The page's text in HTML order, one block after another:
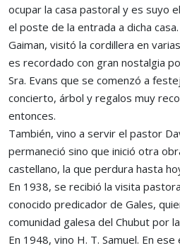
ocupar la casa pastoral y es suyo
el poste de la entrada a dicha
Gaiman, visitó la cordillera en
es recordado con gran nostalgia
Sra. Evans que se comenzó a
concierto, árbol y regalos muy
entonces.
También, vino a servir el pastor
permaneció sino que inició otra
castellano, la que perdura hasta
En 1938, se recibió la visita
conocido predicador de Gales,
comunidad galesa del Chubut por
En 1948, vino H. T. Samuel. En